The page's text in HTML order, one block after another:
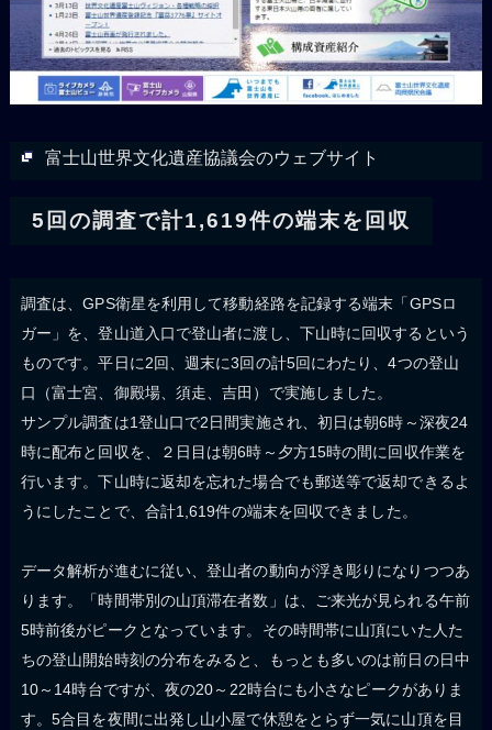
富士山世界文化遺産協議会のウェブサイト
5回の調査で計1,619件の端末を回収
調査は、GPS衛星を利用して移動経路を記録する端末「GPSロ
ガー」を、登山道入口で登山者に渡し、下山時に回収するという
ものです。平日に2回、週末に3回の計5回にわたり、4つの登山
口（富士宮、御殿場、須走、吉田）で実施しました。
サンプル調査は1登山口で2日間実施され、初日は朝6時～深夜24
時に配布と回収を、２日目は朝6時～夕方15時の間に回収作業を
行います。下山時に返却を忘れた場合でも郵送等で返却できるよ
うにしたことで、合計1,619件の端末を回収できました。
データ解析が進むに従い、登山者の動向が浮き彫りになりつつあ
ります。「時間帯別の山頂滞在者数」は、ご来光が見られる午前
5時前後がピークとなっています。その時間帯に山頂にいた人た
ちの登山開始時刻の分布をみると、もっとも多いのは前日の日中
10～14時台ですが、夜の20～22時台にも小さなピークがありま
す。5合目を夜間に出発し山小屋で休憩をとらず一気に山頂を目